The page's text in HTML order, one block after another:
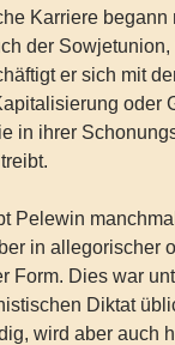
Karriere begann
der Sowjetunion,
er sich mit
oder
in ihrer
Pelewin
in allegorischer
Form. Dies war
Diktat
wird aber auch